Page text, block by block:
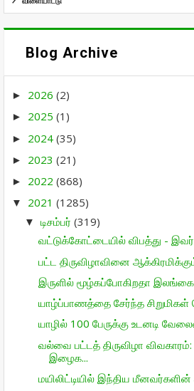
Blog Archive
► 2026 (2)
► 2025 (1)
► 2024 (35)
► 2023 (21)
► 2022 (868)
▼ 2021 (1285)
▼ டிசம்பர் (319)
வட்டுக்கோட்டையில் விபத்து -
பட்ட திருவிழாவினை
இருளில் மூழ்கப்போகிறதா
யாழ்ப்பாணத்தை சேர்ந்த சிறுமிகள்
யாழில் 100 பேருக்கு உடனடி
வல்வை பட்டத் திருவிழா
இழைக...
மயிலிட்டியில் இந்திய